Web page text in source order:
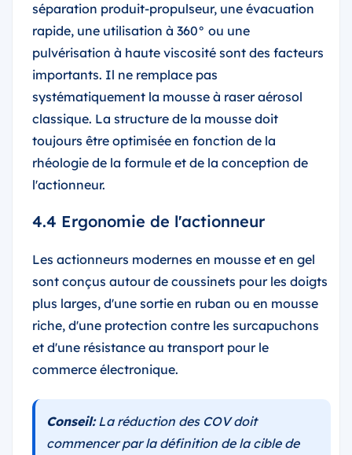
séparation produit-propulseur, une évacuation
rapide, une utilisation à 360° ou une
pulvérisation à haute viscosité sont des facteurs
importants. Il ne remplace pas
systématiquement la mousse à raser aérosol
classique. La structure de la mousse doit
toujours être optimisée en fonction de la
rhéologie de la formule et de la conception de
l'actionneur.
4.4 Ergonomie de l'actionneur
Les actionneurs modernes en mousse et en gel
sont conçus autour de coussinets pour les doigts
plus larges, d'une sortie en ruban ou en mousse
riche, d'une protection contre les surcapuchons
et d'une résistance au transport pour le
commerce électronique.
Conseil:La réduction des COV doit
commencer par la définition de la cible de